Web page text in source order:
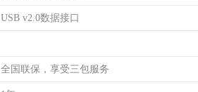
USB v2.0数据接口
全国联保，享受三包服务